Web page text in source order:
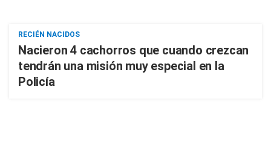
RECIÉN NACIDOS
Nacieron 4 cachorros que cuando crezcan
tendrán una misión muy especial en la
Policía